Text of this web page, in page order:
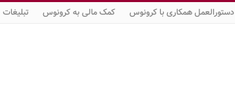
دستورالعمل همکاری با کرونوس کمک مالی به کرونوس تبلیغات